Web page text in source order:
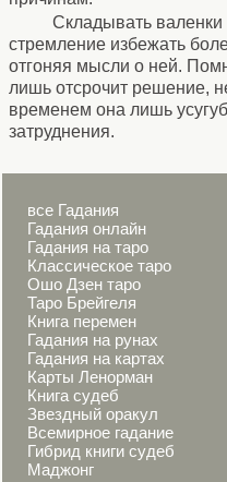
Складывать
стремление избежать
отгоняя мысли о ней.
лишь отсрочит решение,
временем она лишь
затруднения.
все Гадания
Гадания онлайн
Гадания на таро
Классическое таро
Ошо Дзен таро
Таро Брейгеля
Книга перемен
Гадания на рунах
Гадания на картах
Карты Ленорман
Книга судеб
Звездный оракул
Всемирное гадание
Гибрид книги судеб
Маджонг